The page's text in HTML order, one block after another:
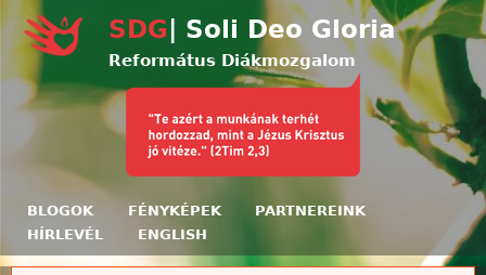
SDG | Soli Deo Gloria
Református Diákmozgalom
BLOGOK FÉNYKÉPEK
PARTNEREINK
HÍRLEVÉL
ENGLISH